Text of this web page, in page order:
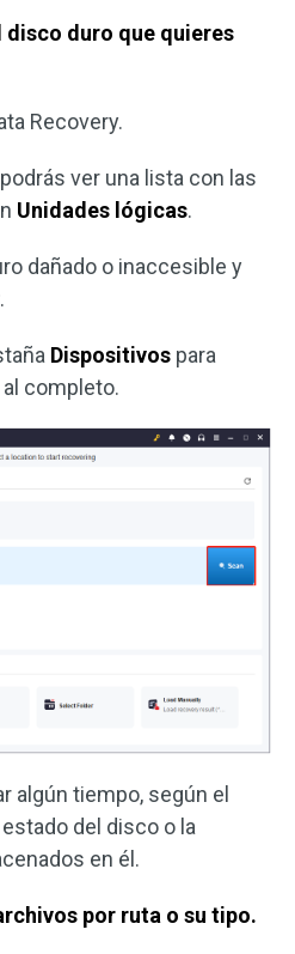
disco duro que quieres
Recovery.
ver una lista con las
Unidades lógicas.
dañado o inaccesible y
.
Dispositivos para
completo.
algún tiempo, según el
del disco o la
en él.
por ruta o su tipo.